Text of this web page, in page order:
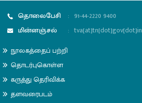
தொலைபேசி : 91-44-2220 9400
மின்னஞ்சல்
: tva[at]tn[dot]gov[dot]in
நூலகத்தைப் பற்றி
தொடர்புகொள்ள
கருத்து தெரிவிக்க
தளவரைபடம்